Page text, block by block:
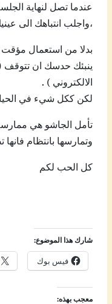
عندما تصل لنهاية
،واجلب انتباهك الى
بدلا من استعمال مؤقت
ينبئك حدسك ان تتوقف
الالكتروني ) .
لكن ككل شيء في
تأمل الجاشو هي
وتمارسها بانتظام
كل الحب لكم
شارك هذا الموضوع:
فيس بوك
معجب بهذه: